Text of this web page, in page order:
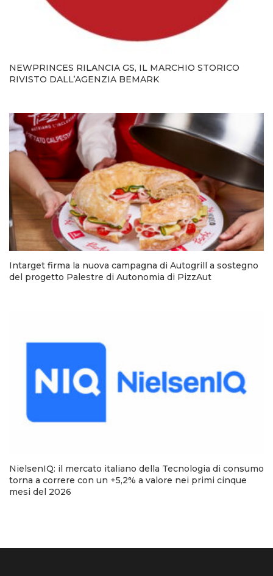
NEWPRINCES RILANCIA GS, IL MARCHIO STORICO
RIVISTO DALL’AGENZIA BEMARK
Intarget firma la nuova campagna di Autogrill a sostegno
del progetto Palestre di Autonomia di PizzAut
NielsenIQ: il mercato italiano della Tecnologia di consumo
torna a correre con un +5,2% a valore nei primi cinque
mesi del 2026